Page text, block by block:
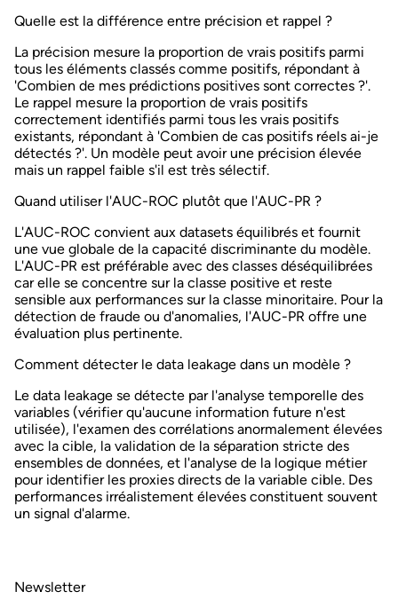
Quelle est la différence entre précision et rappel ?
La précision mesure la proportion de vrais positifs parmi
tous les éléments classés comme positifs, répondant à
'Combien de mes prédictions positives sont correctes ?'.
Le rappel mesure la proportion de vrais positifs
correctement identifiés parmi tous les vrais positifs
existants, répondant à 'Combien de cas positifs réels ai-je
détectés ?'. Un modèle peut avoir une précision élevée
mais un rappel faible s'il est très sélectif.
Quand utiliser l'AUC-ROC plutôt que l'AUC-PR ?
L'AUC-ROC convient aux datasets équilibrés et fournit
une vue globale de la capacité discriminante du modèle.
L'AUC-PR est préférable avec des classes déséquilibrées
car elle se concentre sur la classe positive et reste
sensible aux performances sur la classe minoritaire. Pour la
détection de fraude ou d'anomalies, l'AUC-PR offre une
évaluation plus pertinente.
Comment détecter le data leakage dans un modèle ?
Le data leakage se détecte par l'analyse temporelle des
variables (vérifier qu'aucune information future n'est
utilisée), l'examen des corrélations anormalement élevées
avec la cible, la validation de la séparation stricte des
ensembles de données, et l'analyse de la logique métier
pour identifier les proxies directs de la variable cible. Des
performances irréalistement élevées constituent souvent
un signal d'alarme.
Newsletter